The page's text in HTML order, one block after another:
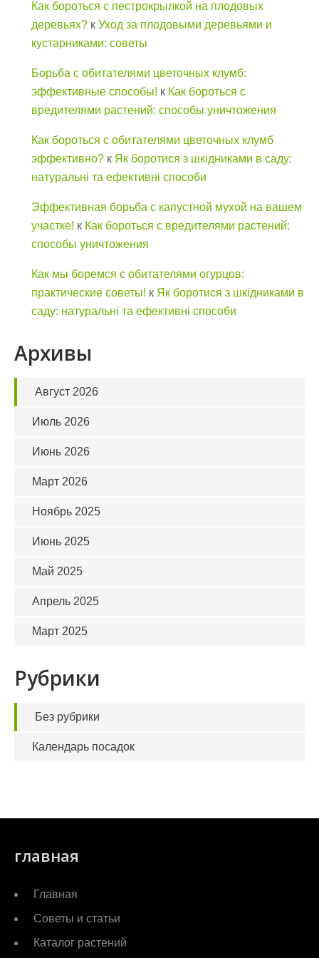
Как бороться с пестрокрылкой на плодовых
деревьях? к Уход за плодовыми деревьями и
кустарниками: советы
Борьба с обитателями цветочных клумб:
эффективные способы! к Как бороться с
вредителями растений: способы уничтожения
Как бороться с обитателями цветочных клумб
эффективно? к Як боротися з шкідниками в саду:
натуральні та ефективні способи
Эффективная борьба с капустной мухой на вашем
участке! к Как бороться с вредителями растений:
способы уничтожения
Как мы боремся с обитателями огурцов:
практические советы! к Як боротися з шкідниками в
саду: натуральні та ефективні способи
Архивы
Август 2026
Июль 2026
Июнь 2026
Март 2026
Ноябрь 2025
Июнь 2025
Май 2025
Апрель 2025
Март 2025
Рубрики
Без рубрики
Календарь посадок
главная
Главная
Советы и статьи
Каталог растений